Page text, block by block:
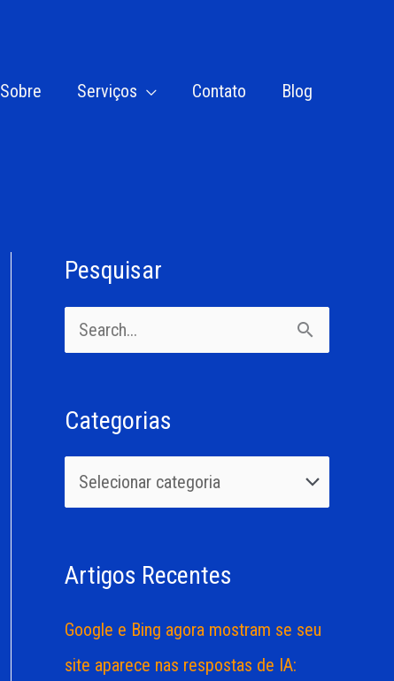
Sobre Serviços Contato Blog
Pesquisar
s
i
a
r
Categorias
C
a
g
sArtigos Recentes
Google e Bing agora mostram se seu
site aparece nas respostas de IA: